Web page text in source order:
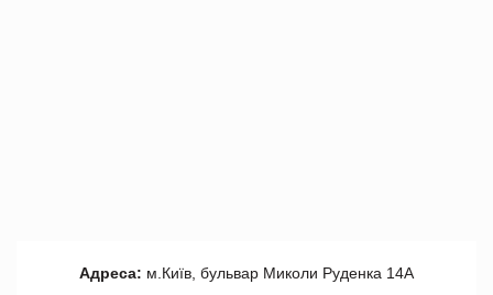
Адреса: м.Київ, бульвар Миколи Руденка 14А